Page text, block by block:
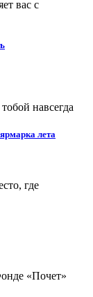
вас с
навсегда
лета
где
«Почет»